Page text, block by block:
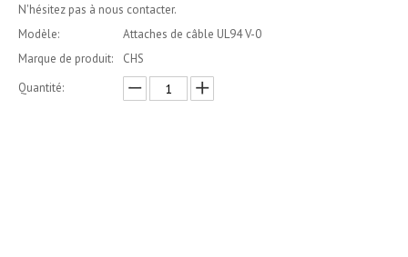
N'hésitez pas à nous contacter.
Modèle:
Attaches de câble UL94 V-0
Marque de produit:
CHS
Quantité: